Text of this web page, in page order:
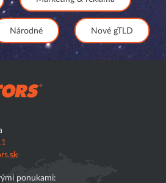
Národné Nové gTLD
ponukami: